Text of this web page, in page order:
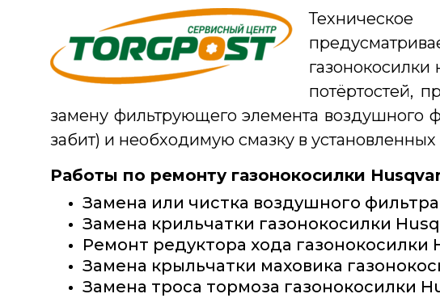
газонокосилки
потёртостей,
замену фильтрующего элемента воздушного
забит) и необходимую смазку в установленных
Работы по ремонту газонокосилки
Замена или чистка воздушного
Замена крильчатки газонокосилки
Ремонт редуктора хода газонокосилки
Замена крыльчатки маховика
Замена троса тормоза газонокосилки